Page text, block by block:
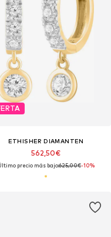
ETHISHER DIAMANTEN
562,50€
precio más bajo:625,00€-10%